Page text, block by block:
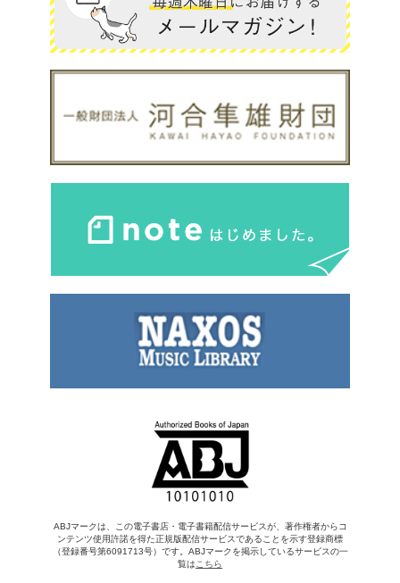
ABJマークは、この電子書店・電子書籍配信サービスが、著作権者からコ
ンテンツ使用許諾を得た正規版配信サービスであることを示す登録商標
（登録番号第6091713号）です。ABJマークを掲示しているサービスの一
覧は こちら